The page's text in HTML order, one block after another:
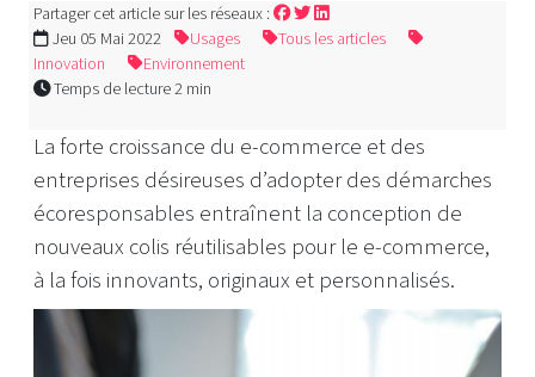
Partager cet article sur les réseaux :
Jeu 05 Mai 2022
Usages
Tous les articles
Innovation
Environnement
Temps de lecture 2 min
La forte croissance du e-commerce et des
entreprises désireuses d’adopter des démarches
écoresponsables entraînent la conception de
nouveaux colis réutilisables pour le e-commerce,
à la fois innovants, originaux et personnalisés.